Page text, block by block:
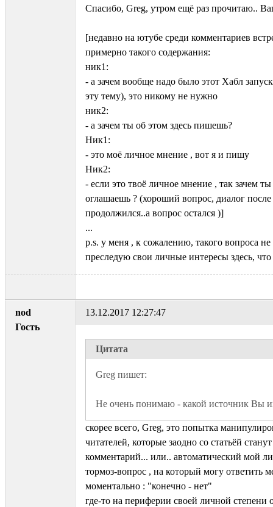
Спасибо, Greg, утром ещё раз прочитаю..
[недавно на ютубе среди комментариев
примерно такого содержания:
ник1:
- а зачем вообще надо было этот Хабл
эту тему), это никому не нужно
ник2:
- а зачем ты об этом здесь пишешь?
Ник1:
- это моё личное мнение , вот я и пишу
Ник2:
- если это твоё личное мнение , так зачем
оглашаешь ? (хороший вопрос, диалог после
продолжился..а вопрос остался )]
...
p.s. у меня , к сожалению, такого вопроса не
преследую свои личные интересы здесь,
nod
Гость
13.12.2017 12:27:47
Цитата
Не очень понимаю - какой источник Вы
скорее всего, Greg, это попытка
читателей, которые заодно со статьёй
комментарий... или.. автоматический мой
тормоз-вопрос , на который могу ответить
моментально : "конечно - нет"
где-то на периферии своей личной степени